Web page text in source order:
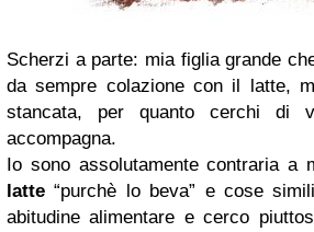
Scherzi a parte: mia figlia grande
da sempre colazione con il latte,
stancata, per quanto cerchi di
accompagna.
Io sono assolutamente contraria a
latte “purchè lo beva” e cose
abitudine alimentare e cerco